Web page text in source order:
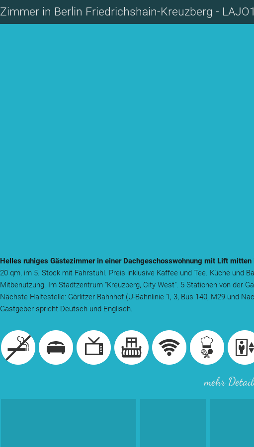
Zimmer in Berlin Friedrichshain-Kreuzberg -
Helles ruhiges Gästezimmer in einer Dachgeschosswohnung mit Lift mitten
20 qm, im 5. Stock mit Fahrstuhl. Preis inklusive Kaffee und Tee. Küche und
Mitbenutzung. Im Stadtzentrum "Kreuzberg, City West". 5 Stationen von der
Nächste Haltestelle: Görlitzer Bahnhof (U-Bahnlinie 1, 3, Bus 140, M29 und
Gastgeber spricht Deutsch und Englisch.
mehr